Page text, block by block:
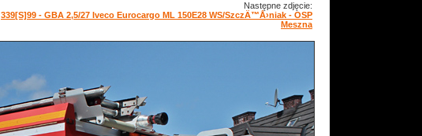
Następne zdjęcie:
339[S]99 - GBA 2,5/27 Iveco Eurocargo ML 150E28 WS/SzczÄ™Å›niak - OSP
Meszna